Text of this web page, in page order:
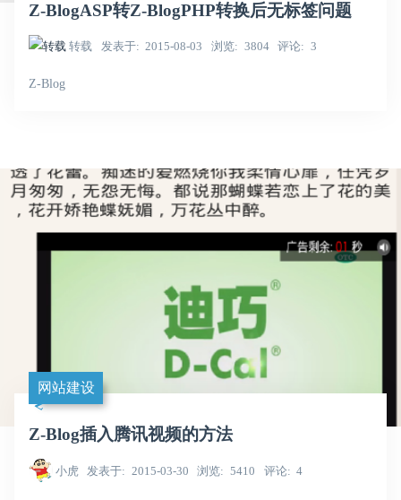
Z-BlogASP转Z-BlogPHP转换后无标签问题
转载 发表于 2015-08-03 浏览 3804 评论 3
Z-Blog
网站建设
Z-Blog插入腾讯视频的方法
小虎 发表于 2015-03-30 浏览 5410 评论 4